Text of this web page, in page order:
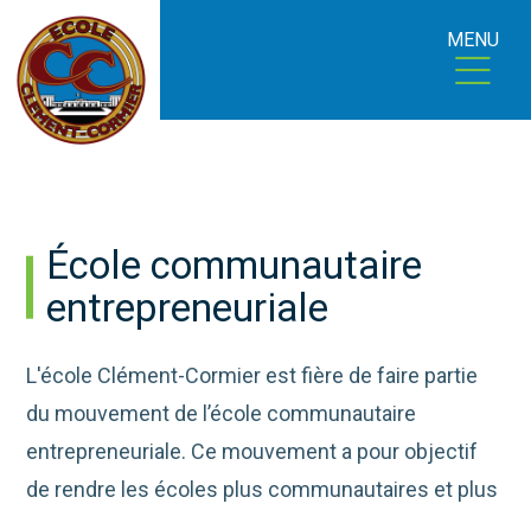
MENU
École communautaire
entrepreneuriale
L'école Clément-Cormier est fière de faire partie
du mouvement de l’école communautaire
entrepreneuriale. Ce mouvement a pour objectif
de rendre les écoles plus communautaires et plus